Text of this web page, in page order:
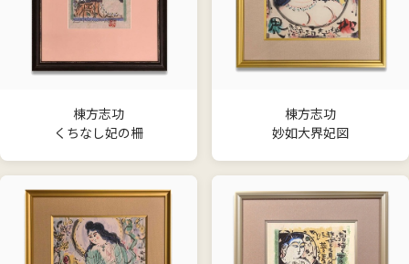
棟方志功
くちなし妃の柵
棟方志功
妙如大界妃図